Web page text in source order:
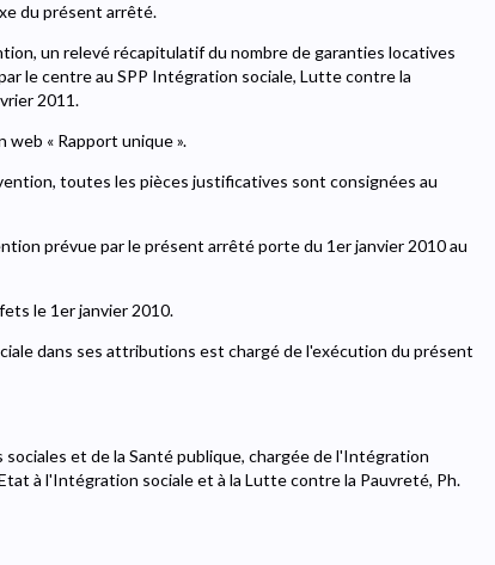
du présent arrêté.
un relevé récapitulatif du nombre de garanties locatives
le centre au SPP Intégration sociale, Lutte contre la
2011.
« Rapport unique ».
toutes les pièces justificatives sont consignées au
prévue par le présent arrêté porte du 1er janvier 2010 au
le 1er janvier 2010.
dans ses attributions est chargé de l'exécution du présent
sociales et de la Santé publique, chargée de l'Intégration
à l'Intégration sociale et à la Lutte contre la Pauvreté, Ph.